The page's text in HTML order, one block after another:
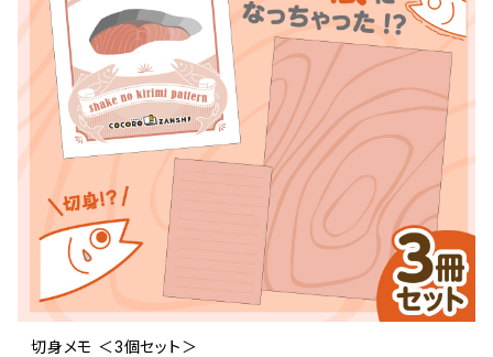
切身メモ ＜3個セット＞